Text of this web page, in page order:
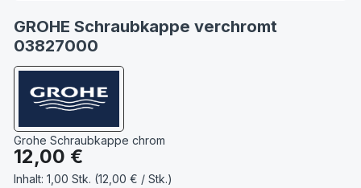
GROHE Schraubkappe verchromt
03827000
Grohe Schraubkappe chrom
Regulärer Preis:
12,00 €
Inhalt: 1,00 Stk. (12,00 € / Stk.)